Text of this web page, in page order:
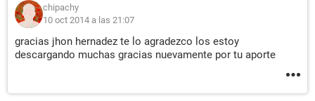
chipachy
10 oct 2014 a las 21:07
gracias jhon hernadez te lo agradezco los estoy
descargando muchas gracias nuevamente por tu aporte